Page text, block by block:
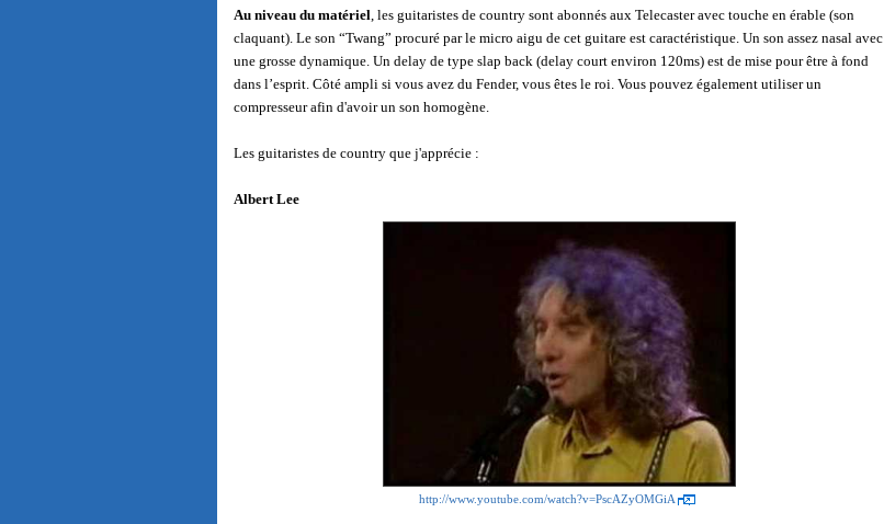
Au niveau du matériel, les guitaristes de country sont abonnés aux Telecaster avec touche en érable (son
claquant). Le son “Twang” procuré par le micro aigu de cet guitare est caractéristique. Un son assez nasal avec
une grosse dynamique. Un delay de type slap back (delay court environ 120ms) est de mise pour être à fond
dans l’esprit. Côté ampli si vous avez du Fender, vous êtes le roi. Vous pouvez également utiliser un
compresseur afin d'avoir un son homogène.
Les guitaristes de country que j'apprécie :
Albert Lee
http://www.youtube.com/watch?v=PscAZyOMGiA